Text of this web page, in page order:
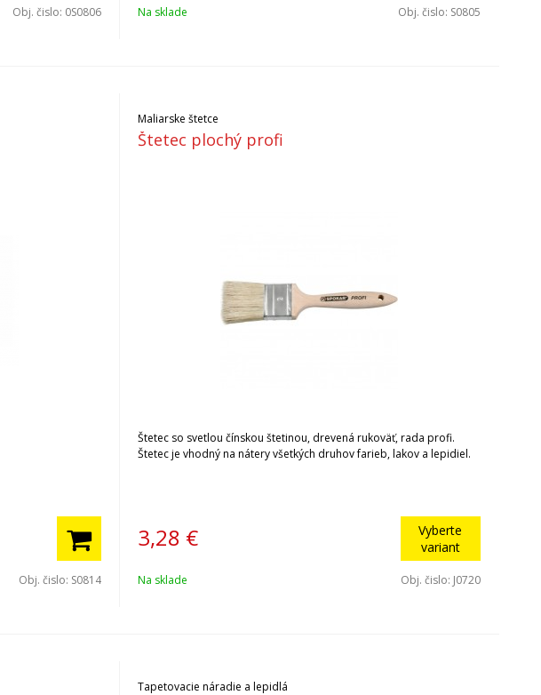
Obj. čislo: 0S0806 Na sklade Obj. čislo: S0805
Obj. čislo: S0814
Maliarske štetce
Štetec plochý profi
Štetec so svetlou čínskou štetinou, drevená rukoväť, rada profi.
Štetec je vhodný na nátery všetkých druhov farieb, lakov a lepidiel.
3,28 €
Vyberte
variant
Na sklade Obj. čislo: J0720
Tapetovacie náradie a lepidlá